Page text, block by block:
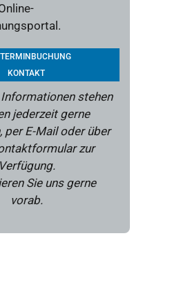
KONTAKT
stehen
jederzeit gerne
per E-Mail oder über
zur
Verfügung.
Sie uns gerne
vorab.